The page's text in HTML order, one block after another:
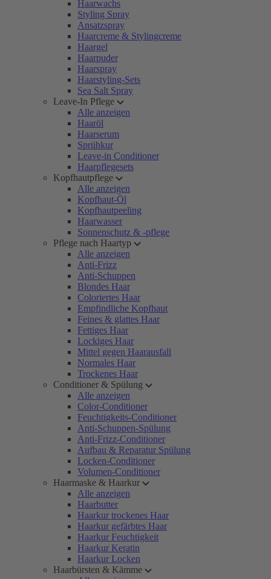
Haarwachs
Styling Spray
Ansatzspray
Haarcreme & Stylingcreme
Haargel
Haarpuder
Haarspray
Haarstyling-Sets
Sea Salt Spray
Leave-In Pflege
Alle anzeigen
Haaröl
Haarserum
Sprühkur
Leave-in Conditioner
Haarpflegesets
Kopfhautpflege
Alle anzeigen
Kopfhaut-Öl
Kopfhautpeeling
Haarwasser
Sonnenschutz & -pflege
Pflege nach Haartyp
Alle anzeigen
Anti-Frizz
Anti-Schuppen
Blondes Haar
Coloriertes Haar
Empfindliche Kopfhaut
Feines & glattes Haar
Fettiges Haar
Lockiges Haar
Mittel gegen Haarausfall
Normales Haar
Trockenes Haar
Conditioner & Spülung
Alle anzeigen
Color-Conditioner
Feuchtigkeits-Conditioner
Anti-Schuppen-Spülung
Anti-Frizz-Conditioner
Aufbau & Reparatur Spülung
Locken-Conditioner
Volumen-Conditioner
Haarmaske & Haarkur
Alle anzeigen
Haarbutter
Haarkur trockenes Haar
Haarkur gefärbtes Haar
Haarkur Feuchtigkeit
Haarkur Keratin
Haarkur Locken
Haarbürsten & Kämme